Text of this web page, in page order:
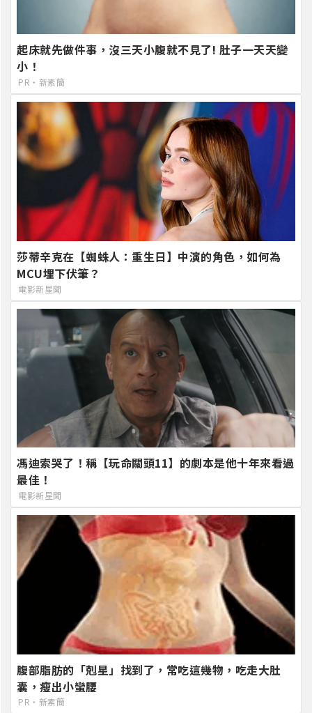
起床就先做件事，沒三天小腹就不見了! 肚子一天天變
小！
PR・新素簡
莎蒂辛克在【蜘蛛人：重生日】中演的角色，如何為
MCU埋下伏筆？
電影新星聞
馮迪索哭了！稱【玩命關頭11】的劇本是他十年來看過
最佳！
電影新星聞
腹部脂肪的「剋星」找到了，常吃這幾物，吃走大肚
囊，瘦出小蠻腰
PR・新素簡